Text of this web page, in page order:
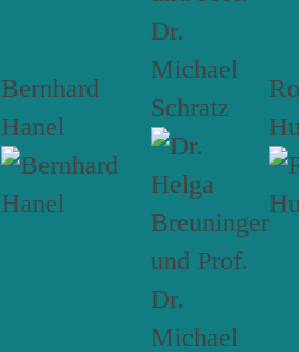
Bernhard
Hanel
Dr.
Michael
Schratz